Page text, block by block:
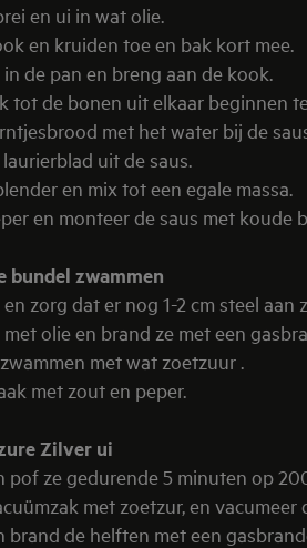
en ui in wat olie.
en kruiden toe en bak kort mee.
de pan en breng aan de kook.
tot de bonen uit elkaar beginnen
met het water bij de
uit de saus.
en mix tot een egale massa.
en monteer de saus met koude
bundel zwammen
zorg dat er nog 1-2 cm steel aan
olie en brand ze met een
met wat zoetzuur .
met zout en peper.
Zilver ui
pof ze gedurende 5 minuten op
met zoetzur, en vacumeer
de helften met een